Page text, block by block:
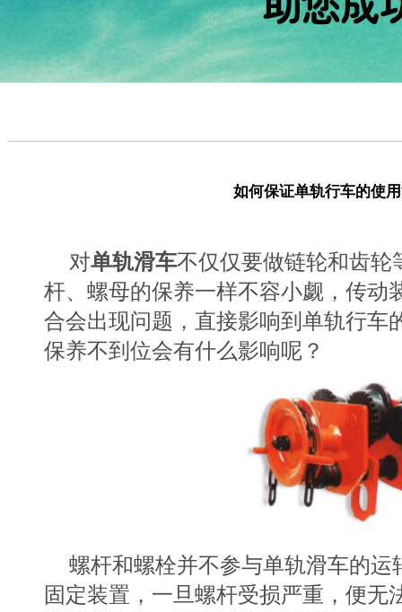
如何保证单轨行车的使
对单轨滑车不仅仅要做链轮和齿轮
杆、螺母的保养一样不容小觑，传动
合会出现问题，直接影响到单轨行车
保养不到位会有什么影响呢？
螺杆和螺栓并不参与单轨滑车的
固定装置，一旦螺杆受损严重，便无